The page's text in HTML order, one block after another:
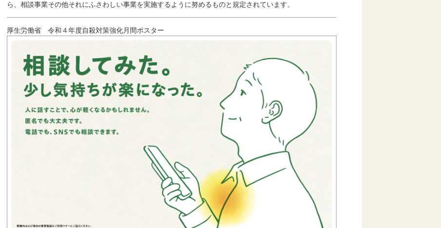
ら、相談事業その他それにふさわしい事業を実施するように努めるものと規定されています。
厚生労働省 令和４年度自殺対策強化月間ポスター